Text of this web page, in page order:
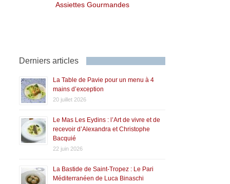
Assiettes Gourmandes
Derniers articles
La Table de Pavie pour un menu à 4
mains d’exception
20 juillet 2026
Le Mas Les Eydins : l’Art de vivre et de
recevoir d’Alexandra et Christophe
Bacquié
22 juin 2026
La Bastide de Saint-Tropez : Le Pari
Méditerranéen de Luca Binaschi